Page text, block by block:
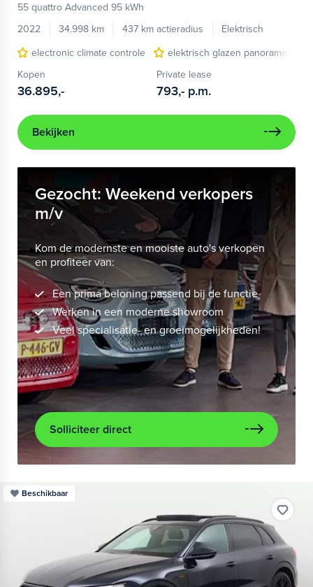
55 quattro Advanced 95 kWh
2022
34.998 km 437 km actieradius
Elektrisch
electronic climate controle
elektrisch glazen panorama-dak
Kopen
36.895,-
Private lease
793,- p.m.
Bekijken
Gezocht: Weekend verkopers
m/v
Kom de modernste en mooiste auto's verkopen
en profiteer van:
Een prima beloning passend bij de functie
Werken in een moderne showroom
Veel specialisatie- en groeimogelijkheden!
Solliciteer direct
Beschikbaar